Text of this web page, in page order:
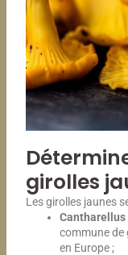
girolles
Les girolles jaunes
commune de
en Europe ;